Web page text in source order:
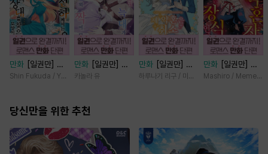
만화
[일권만] 전
하께서는 오늘도
(웃음) [단행본]
Shin Fukuda / Yoko Kurosu
만화
[일권만] 죽
을 뻔한 늑대가 운
카놀라 유
만화
[일권만] 제
약혼은 취소되었습
하루나기 리구 / 미즈메
만화
[일권만] 실
례지만 약혼자님,
Mashiro / Memeko
당신만을 위한 추천